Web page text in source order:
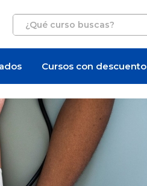
Cursos con descuento